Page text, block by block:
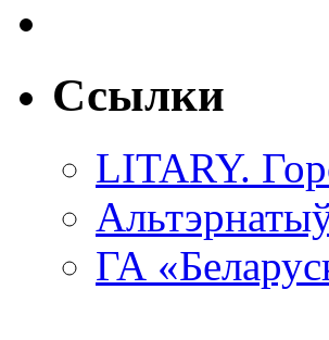
Ссылки
LITARY.
ГА